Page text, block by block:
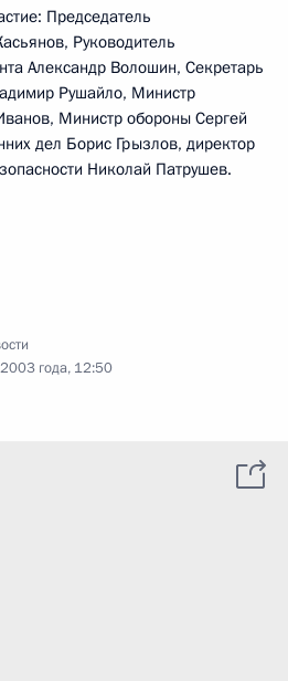
Председатель
Руководитель
Александр Волошин, Секретарь
Рушайло, Министр
Министр обороны Сергей
дел Борис Грызлов, директор
Николай Патрушев.
года, 12:50